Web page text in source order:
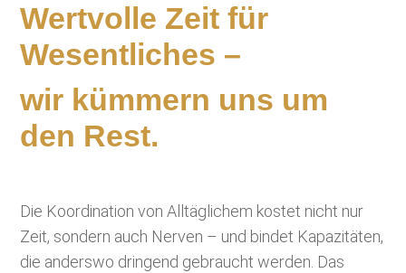
Wertvolle Zeit für
Wesentliches –
wir kümmern uns um
den Rest.
Die Koordination von Alltäglichem kostet nicht nur
Zeit, sondern auch Nerven – und bindet Kapazitäten,
die anderswo dringend gebraucht werden. Das